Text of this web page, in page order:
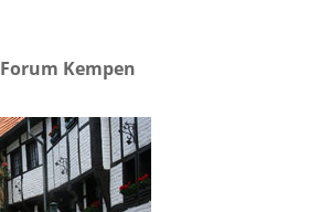
Forum Kempen